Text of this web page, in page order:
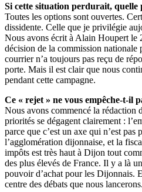
Si cette situation perdurait,
Toutes les options sont ouvertes.
dissidente. Celle que je privilégie
Nous avons écrit à Alain Houpert le
décision de la commission
courrier n’a toujours pas reçu de
porte. Mais il est clair que nous
pendant cette campagne.
Ce « rejet » ne vous empêche-t-il
Nous avons commencé la rédaction
priorités se dégagent clairement :
parce que c’est un axe qui n’est
l’agglomération dijonnaise, et la
impôts est très haut à Dijon tout
des plus élevés de France. Il y a là
pouvoir d’achat pour les Dijonnais.
centre des débats que nous lancerons.